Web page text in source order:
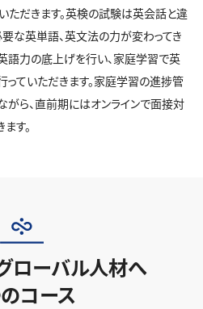
だきます。英検の試験は英会話と違
な英単語、英文法の力が変わってき
語力の底上げを行い、家庭学習で英
ていただきます。家庭学習の進捗管
がら、直前期にはオンラインで面接対
す。
ローバル人材へ
コース